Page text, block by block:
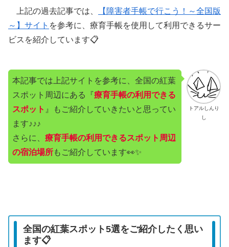
上記の過去記事では、
【障害者手帳で行こう！～全国版
～】サイト を参考に、療育手帳を使用して利用できるサー
ビスを紹介しています📋
トアルしんり
し
本記事では上記サイトを参考に、全国の紅葉
スポット周辺にある『療育手帳の利用できる
スポット 』もご紹介していきたいと思ってい
ます♪♪♪
さらに、 療育手帳の利用できるスポット周辺
の宿泊場所もご紹介しています👀✨
全国の紅葉スポット5選をご紹介したく思い
ます📋